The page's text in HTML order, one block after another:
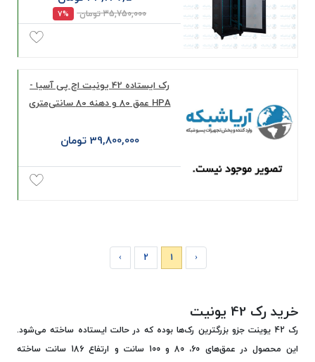
35,750,000 تومان 7%
رک ایستاده 42 یونیت اچ پی آسیا -
HPA عمق 80 و دهنه 80 سانتی‌متری
39,800,000 تومان
‹
1
2
›
خرید رک 42 یونیت
رک 42 یوینت جزو بزرگترین رک‌ها بوده که در حالت ایستاده ساخته می‌شود.
این محصول در عمق‌های 60، 80 و 100 سانت و ارتفاع 186 سانت ساخته